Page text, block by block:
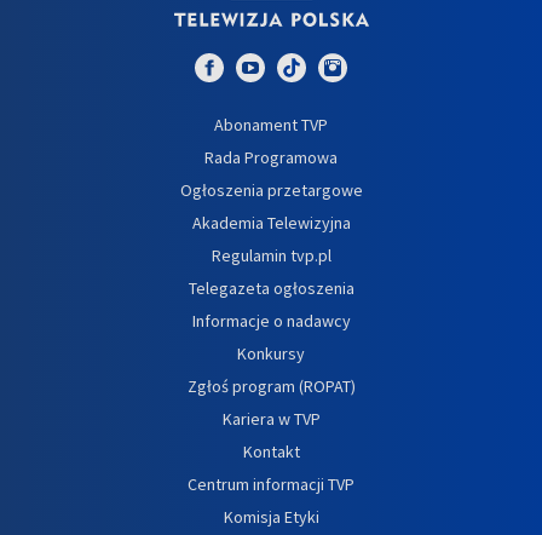
Abonament TVP
Rada Programowa
Ogłoszenia przetargowe
Akademia Telewizyjna
Regulamin tvp.pl
Telegazeta ogłoszenia
Informacje o nadawcy
Konkursy
Zgłoś program (ROPAT)
Kariera w TVP
Kontakt
Centrum informacji TVP
Komisja Etyki